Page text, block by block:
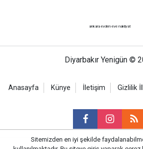
ankara evden eve nakliyat
Diyarbakır Yenigün ©
Anasayfa Künye İletişim Gizlilik
Sitemizden en iyi şekilde